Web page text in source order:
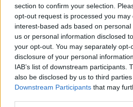
section to confirm your selection.
opt-out request is processed you may
interest-based ads based on
us or personal information disclosed
your opt-out. You may separately
disclosure of your personal
IAB’s list of downstream participants.
also be disclosed by us to third
Downstream Participants that may
«Πυρά» ΠΑΣΟΚ σε Σκέρτσο:
διαρκούν μέχρι τους
Ακολουθήστε τοNEWSBEAST